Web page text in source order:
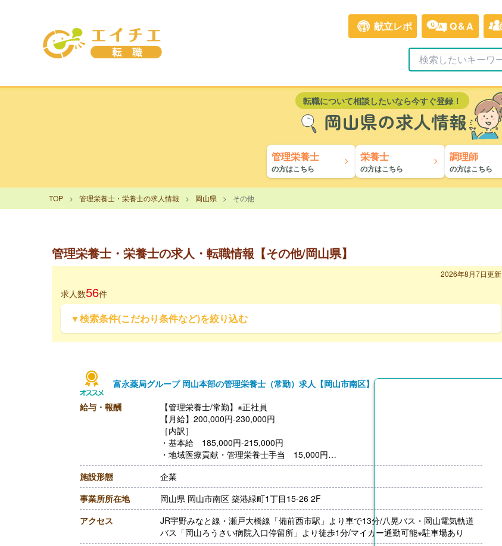
献立レポ Q&A
転職について相談したいなら今すぐ登録！
岡山県の求人情報
管理栄養士
の方はこちら
栄養士
の方はこちら
調理師
の方はこちら
TOP 管理栄養士・栄養士の求人情報 岡山県 その他
管理栄養士・栄養士の求人・転職情報【その他/岡山県】
2026年8月7日更新
求人数56件
▼検索条件(こだわり条件など)を絞り込む
富永薬局グループ 岡山本部の管理栄養士（常勤）求人【岡山市南区】
給与・報酬
【管理栄養士/常勤】※正社員
【月給】200,000円-230,000円
［内訳］
・基本給 185,000円-215,000円
・地域医療貢献・管理栄養士手当 15,000円
［その他手当］
・登録販売者手当 10,000円
【賞与】年3回（計3.00ヶ月分）※前年度実績
【通勤手当】あり（上限50,000円/月）
※公共交通機関
【昇給】年1回（1.00%-3.00％程度）※前年度実績
【退職金】あり※勤続5年以上
施設形態
企業
事業所所在地
岡山県 岡山市南区 築港緑町1丁目15-26 2F
アクセス
JR宇野みなと線・瀬戸大橋線「備前西市駅」より車で13分/八晃バス・岡山電気軌道
バス「岡山ろうさい病院入口停留所」より徒歩1分/マイカー通勤可能※駐車場あり